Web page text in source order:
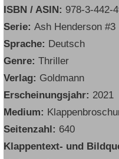
ISBN / ASIN: 978-3-442-
Serie:Ash Henderson #3
Sprache: Deutsch
Genre:Thriller
Verlag: Goldmann
Erscheinungsjahr: 2021
Medium:
Seitenzahl: 640
Klappentext- und